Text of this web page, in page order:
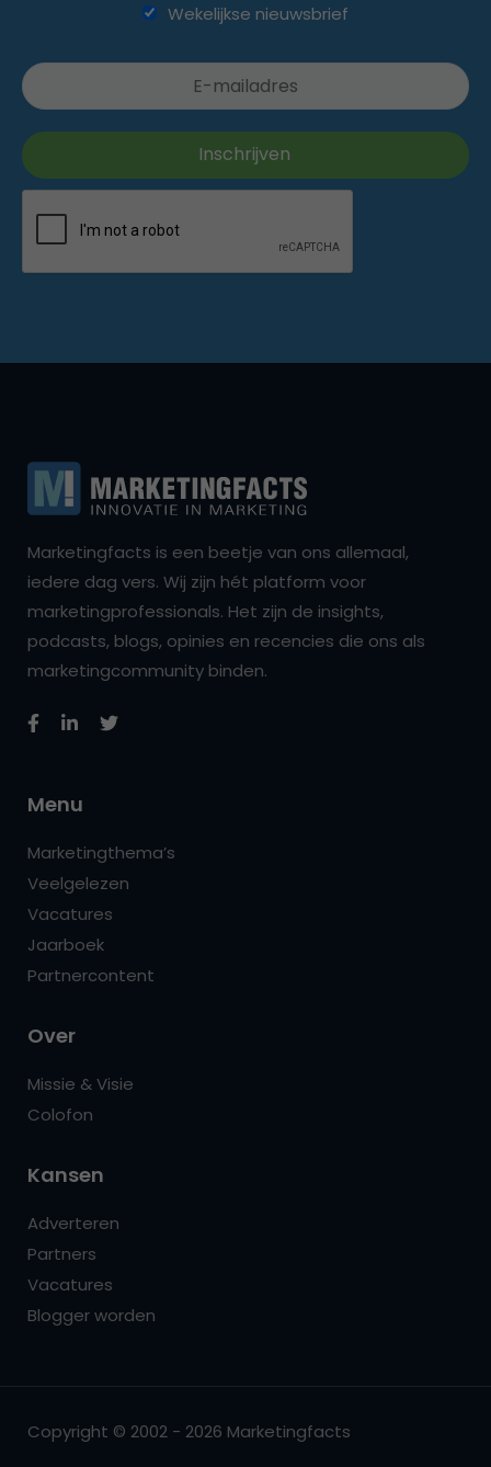
Wekelijkse nieuwsbrief
Marketingfacts is een beetje van ons allemaal,
iedere dag vers. Wij zijn hét platform voor
marketingprofessionals. Het zijn de insights,
podcasts, blogs, opinies en recencies die ons als
marketingcommunity binden.
Menu
Marketingthema’s
Veelgelezen
Vacatures
Jaarboek
Partnercontent
Over
Missie & Visie
Colofon
Kansen
Adverteren
Partners
Vacatures
Blogger worden
Copyright © 2002 - 2026 Marketingfacts